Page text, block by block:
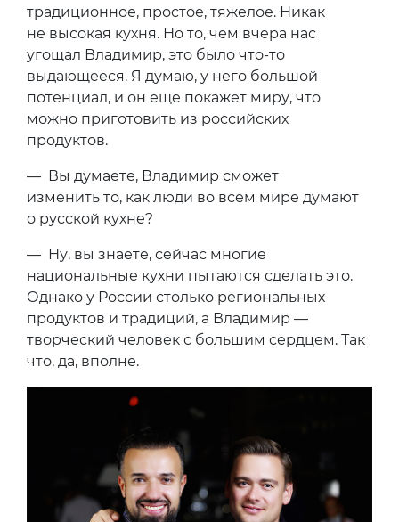
традиционное, простое, тяжелое. Никак
не высокая кухня. Но то, чем вчера нас
угощал Владимир, это было что-то
выдающееся. Я думаю, у него большой
потенциал, и он еще покажет миру, что
можно приготовить из российских
продуктов.
— Вы думаете, Владимир сможет
изменить то, как люди во всем мире думают
о русской кухне?
— Ну, вы знаете, сейчас многие
национальные кухни пытаются сделать это.
Однако у России столько региональных
продуктов и традиций, а Владимир —
творческий человек с большим сердцем. Так
что, да, вполне.